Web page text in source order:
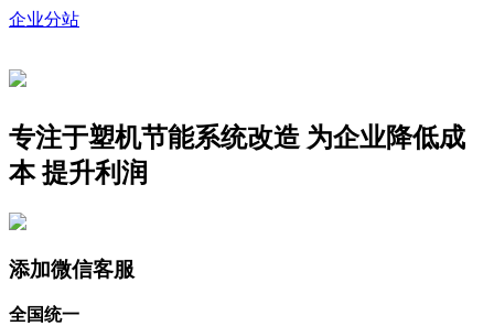
企业分站
专注于塑机节能系统改造 为企业降低成
本 提升利润
添加微信客服
全国统一